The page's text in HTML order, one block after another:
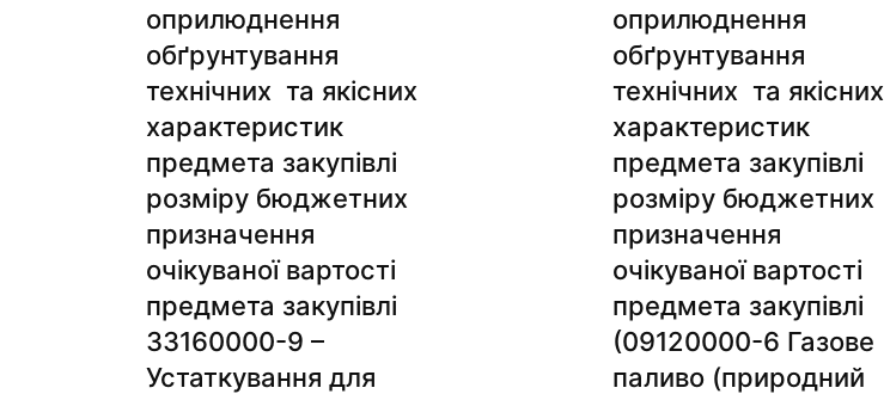
оприлюднення
обґрунтування
технічних та якісних
характеристик
предмета закупівлі
розміру бюджетних
призначення
очікуваної вартості
предмета закупівлі
33160000-9 –
Устаткування для
оприлюднення
обґрунтування
технічних та якісних
характеристик
предмета закупівлі
розміру бюджетних
призначення
очікуваної вартості
предмета закупівлі
(09120000-6 Газове
паливо (природний